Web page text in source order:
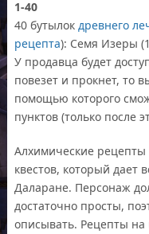
1-40
40 бутылокдревнего
рецепта): Семя Изеры
У продавца будет
повезет и прокнет, то
помощью которого
пунктов (только после
Алхимические
квестов, который дает
Даларане. Персонаж
достаточно просты,
описывать. Рецепты на